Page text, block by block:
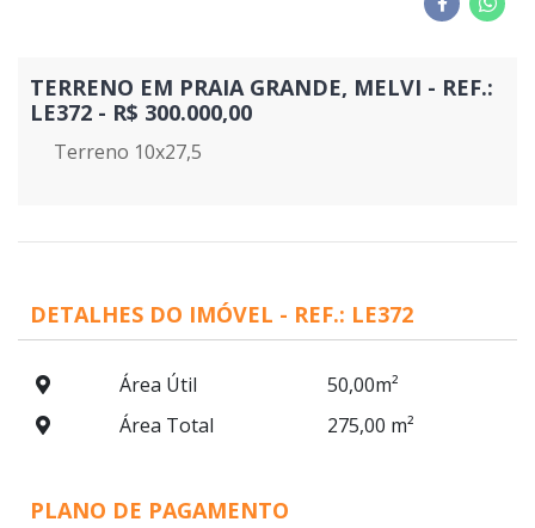
TERRENO EM PRAIA GRANDE, MELVI - REF.:
LE372 - R$ 300.000,00
Terreno 10x27,5
DETALHES DO IMÓVEL - REF.: LE372
Área Útil
50,00m²
Área Total
275,00 m²
PLANO DE PAGAMENTO